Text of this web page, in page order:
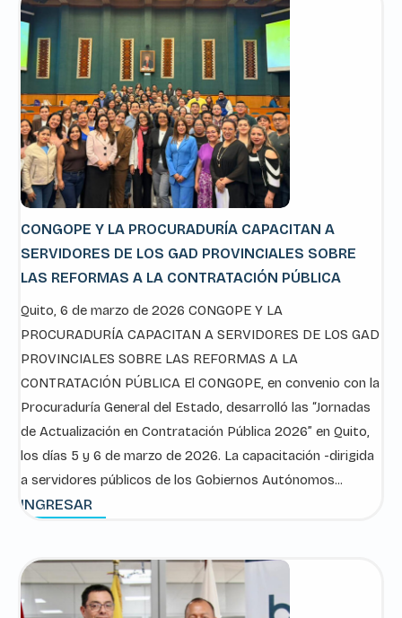
CONGOPE Y LA PROCURADURÍA CAPACITAN A
SERVIDORES DE LOS GAD PROVINCIALES SOBRE
LAS REFORMAS A LA CONTRATACIÓN PÚBLICA
Quito, 6 de marzo de 2026 CONGOPE Y LA
PROCURADURÍA CAPACITAN A SERVIDORES DE LOS GAD
PROVINCIALES SOBRE LAS REFORMAS A LA
CONTRATACIÓN PÚBLICA El CONGOPE, en convenio con la
Procuraduría General del Estado, desarrolló las “Jornadas
de Actualización en Contratación Pública 2026” en Quito,
los días 5 y 6 de marzo de 2026. La capacitación -dirigida
a servidores públicos de los Gobiernos Autónomos...
INGRESAR